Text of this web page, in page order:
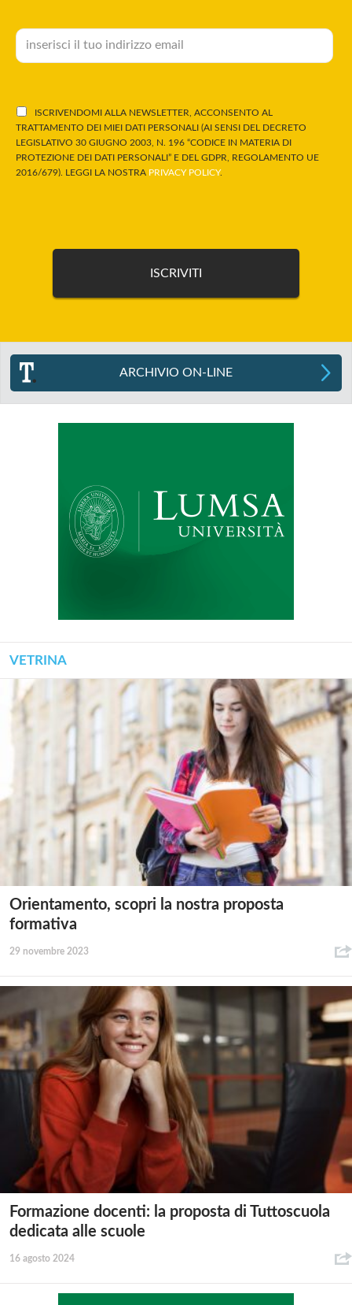
ISCRIVENDOMI ALLA NEWSLETTER, ACCONSENTO AL
TRATTAMENTO DEI MIEI DATI PERSONALI (AI SENSI DEL DECRETO
LEGISLATIVO 30 GIUGNO 2003, N. 196 “CODICE IN MATERIA DI
PROTEZIONE DEI DATI PERSONALI” E DEL GDPR, REGOLAMENTO UE
2016/679). LEGGI LA NOSTRA PRIVACY POLICY.
ARCHIVIO ON-LINE
VETRINA
Orientamento, scopri la nostra proposta
formativa
29 novembre 2023
Formazione docenti: la proposta di Tuttoscuola
dedicata alle scuole
16 agosto 2024